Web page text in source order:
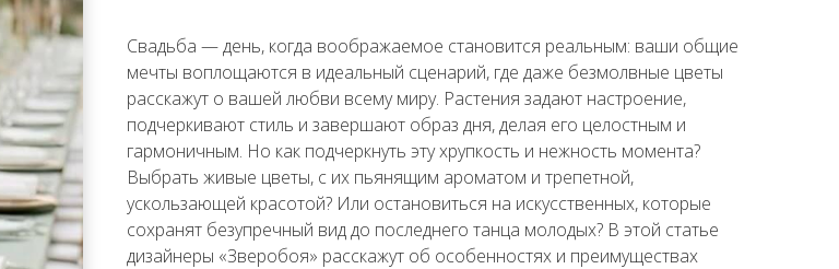
Свадьба — день, когда воображаемое становится реальным: ваши общие
мечты воплощаются в идеальный сценарий, где даже безмолвные цветы
расскажут о вашей любви всему миру. Растения задают настроение,
подчеркивают стиль и завершают образ дня, делая его целостным и
гармоничным. Но как подчеркнуть эту хрупкость и нежность момента?
Выбрать живые цветы, с их пьянящим ароматом и трепетной,
ускользающей красотой? Или остановиться на искусственных, которые
сохранят безупречный вид до последнего танца молодых? В этой статье
дизайнеры «Зверобоя» расскажут об особенностях и преимуществах